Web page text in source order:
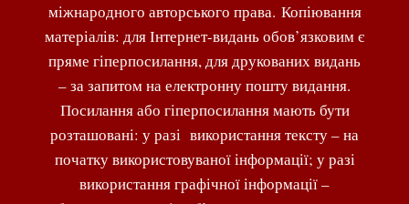
міжнародного авторського права. Копіювання
матеріалів: для Інтернет-видань обов’язковим є
пряме гіперпосилання, для друкованих видань
– за запитом на електронну пошту видання.
Посилання або гіперпосилання мають бути
розташовані: у разі використання тексту – на
початку використовуваної інформації; у разі
використання графічної інформації –